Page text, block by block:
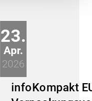
23.
Apr.
2026
infoKompakt